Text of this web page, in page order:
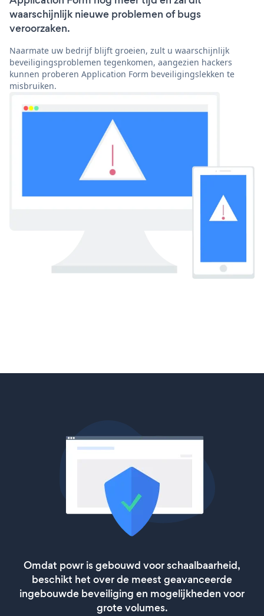
waarschijnlijk nieuwe problemen of bugs
veroorzaken.
Naarmate uw bedrijf blijft groeien, zult u waarschijnlijk
beveiligingsproblemen tegenkomen, aangezien hackers
kunnen proberen Application Form beveiligingslekken te
misbruiken.
Omdat powr is gebouwd voor schaalbaarheid,
beschikt het over de meest geavanceerde
ingebouwde beveiliging en mogelijkheden voor
grote volumes.